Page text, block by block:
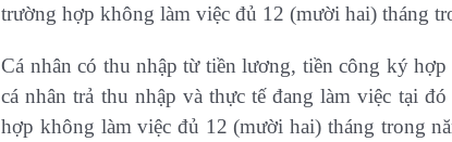
trường hợp không làm việc đủ 12 (mười hai) tháng
Cá nhân có thu nhập từ tiền lương, tiền công ký
cá nhân trả thu nhập và thực tế đang làm việc tại
hợp không làm việc đủ 12 (mười hai) tháng trong